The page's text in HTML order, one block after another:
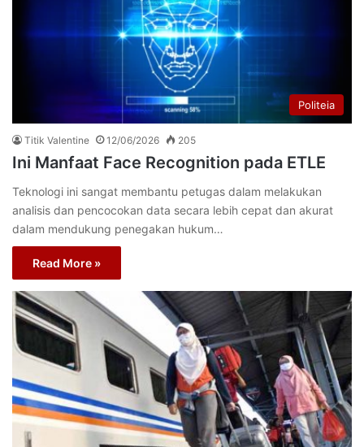
Politeia
Titik Valentine 12/06/2026 205
Ini Manfaat Face Recognition pada ETLE
Teknologi ini sangat membantu petugas dalam melakukan
analisis dan pencocokan data secara lebih cepat dan akurat
dalam mendukung penegakan hukum…
Read More »